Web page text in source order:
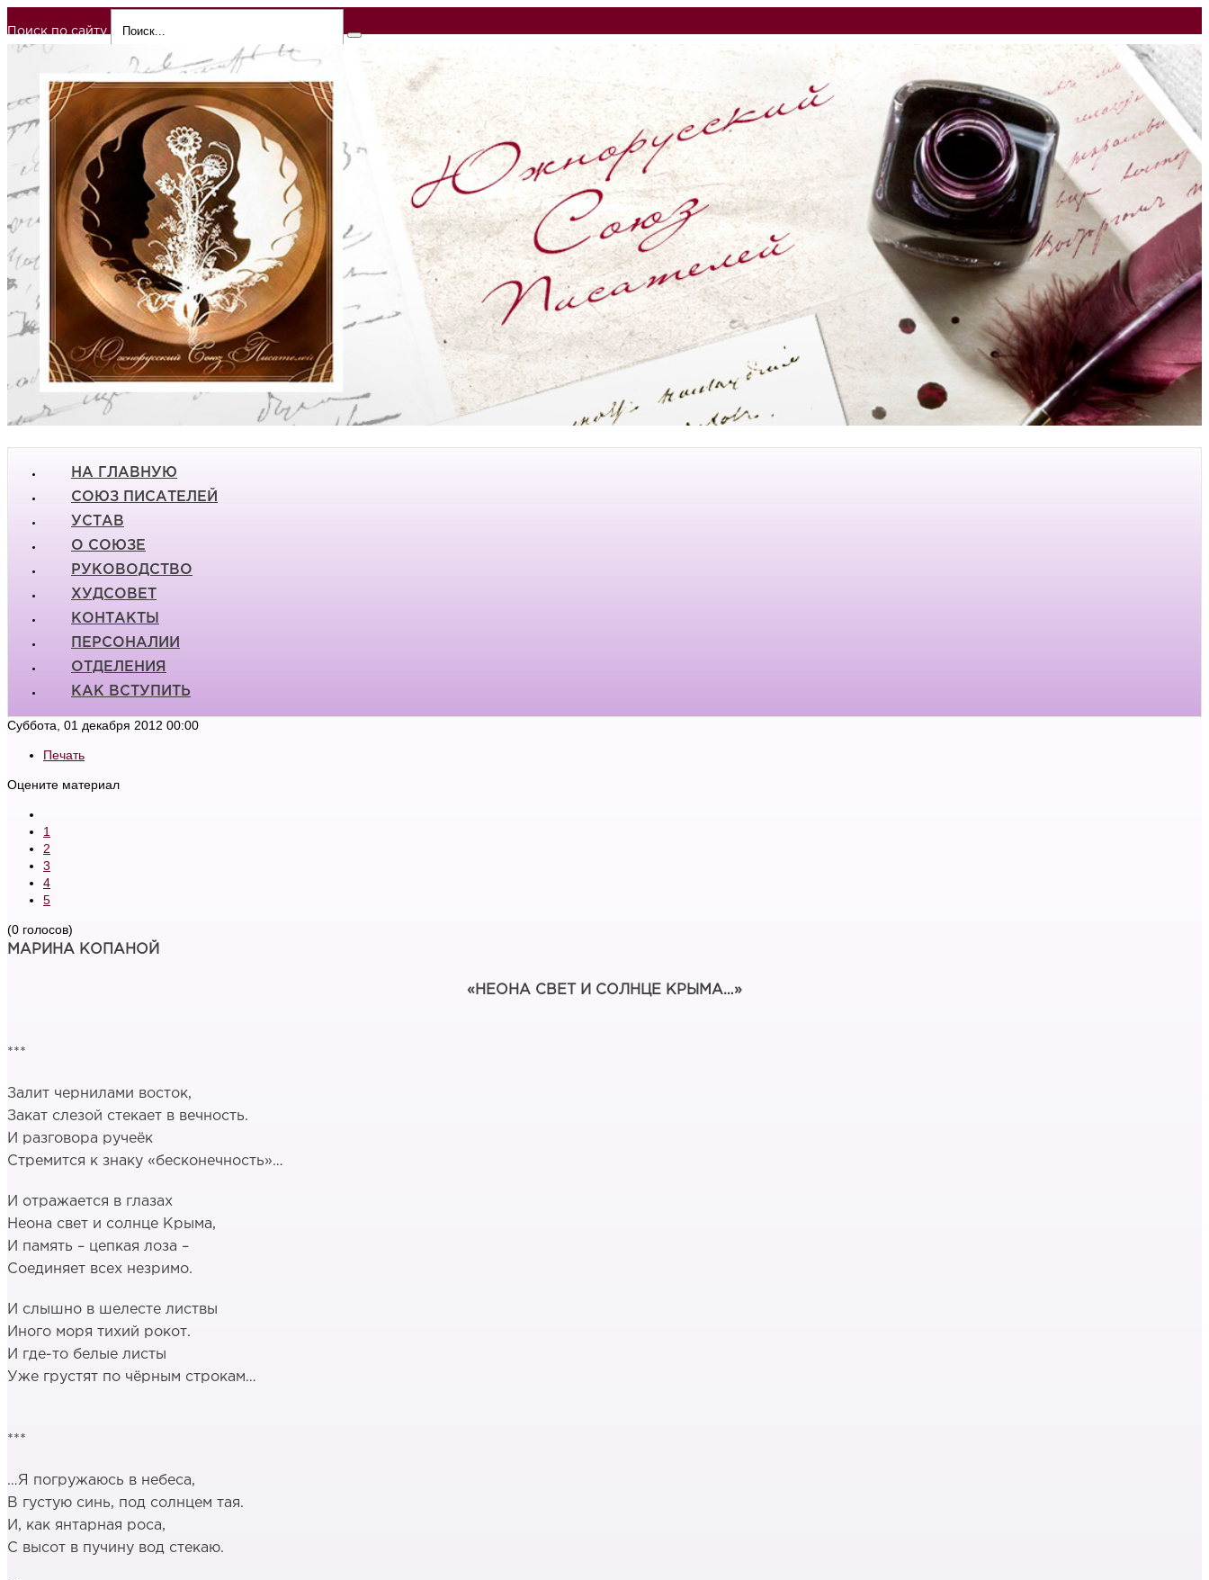
Поиск по сайту
НА ГЛАВНУЮ
СОЮЗ ПИСАТЕЛЕЙ
УСТАВ
О СОЮЗЕ
РУКОВОДСТВО
ХУДСОВЕТ
КОНТАКТЫ
ПЕРСОНАЛИИ
ОТДЕЛЕНИЯ
КАК ВСТУПИТЬ
Суббота, 01 декабря 2012 00:00
Печать
Оцените материал
1
2
3
4
5
(0 голосов)
МАРИНА КОПАНОЙ
«НЕОНА СВЕТ И СОЛНЦЕ КРЫМА…»
***
Залит чернилами восток,
Закат слезой стекает в вечность.
И разговора ручеёк
Стремится к знаку «бесконечность»…
И отражается в глазах
Неона свет и солнце Крыма,
И память – цепкая лоза –
Соединяет всех незримо.
И слышно в шелесте листвы
Иного моря тихий рокот.
И где-то белые листы
Уже грустят по чёрным строкам…
***
…Я погружаюсь в небеса,
В густую синь, под солнцем тая.
И, как янтарная роса,
С высот в пучину вод стекаю.